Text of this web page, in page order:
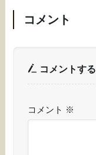
コメント
コメントする
コメント ※